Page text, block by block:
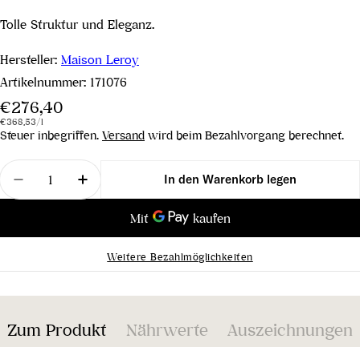
Tolle Struktur und Eleganz.
Hersteller: Maison Leroy
Artikelnummer: 171076
Regulärer
Preis
€276,40
Stückpreis
€368,53/pro
l
Steuer inbegriffen. Versand wird beim Bezahlvorgang berechnet.
Menge
Menge für Bourgogne Rouge AC 2018 verringern
Menge für Bourgogne Rouge AC 2018
In den Warenkorb legen
Weitere Bezahlmöglichkeiten
Zum Produkt Nährwerte Auszeichnungen